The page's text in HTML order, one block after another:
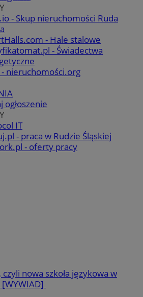
- Skup nieruchomości Ruda
- Hale stalowe
- Świadectwa
- nieruchomości.org
ogłoszenie
IT
- praca w Rudzie Śląskiej
- oferty pracy
czyli nowa szkoła językowa w